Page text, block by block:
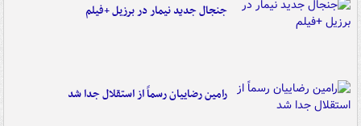
جنجال جدید نیمار در برزیل +فیلم
رامین رضاییان رسماً از استقلال جدا شد